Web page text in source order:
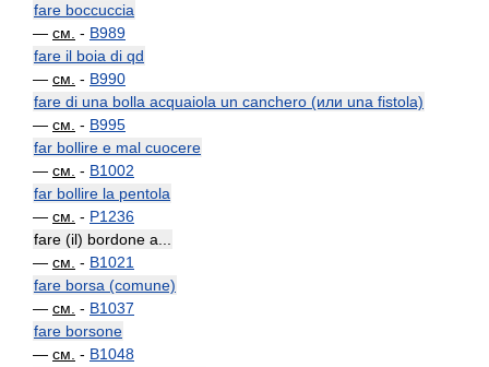
fare boccuccia
— см. - B989
fare il boia di qd
— см. - B990
fare di una bolla acquaiola un canchero (или una fistola)
— см. - B995
far bollire e mal cuocere
— см. - B1002
far bollire la pentola
— см. - P1236
fare (il) bordone a...
— см. - B1021
fare borsa (comune)
— см. - B1037
fare borsone
— см. - B1048